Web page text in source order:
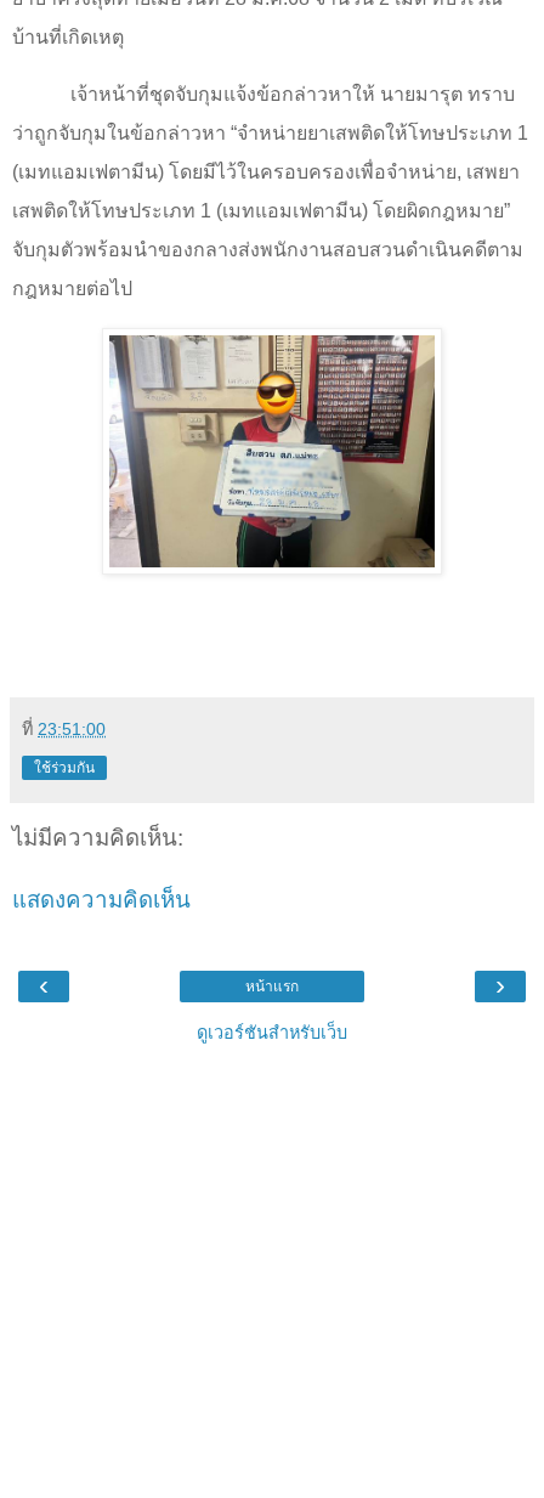
บ้านที่เกิดเหตุ
เจ้าหน้าที่ชุดจับกุมแจ้งข้อกล่าวหาให้ นายมารุต ทราบ
ว่าถูกจับกุมในข้อกล่าวหา “จำหน่ายยาเสพติดให้โทษประเภท 1
(เมทแอมเฟตามีน) โดยมีไว้ในครอบครองเพื่อจำหน่าย, เสพยา
เสพติดให้โทษประเภท 1 (เมทแอมเฟตามีน) โดยผิดกฎหมาย”
จับกุมตัวพร้อมนำของกลางส่งพนักงานสอบสวนดำเนินคดีตาม
กฎหมายต่อไป
ที่ 23:51:00
ใช้ร่วมกัน
ไม่มีความคิดเห็น:
แสดงความคิดเห็น
‹ ›
หน้าแรก
ดูเวอร์ชันสำหรับเว็บ